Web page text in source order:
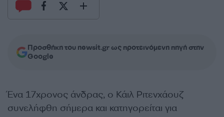
Προσθήκη του newsit.gr ως προτεινόμενη πηγή στην
Google
Ένα 17χρονος άνδρας, ο Κάιλ Ριτενχάουζ
συνελήφθη σήμερα και κατηγορείται για